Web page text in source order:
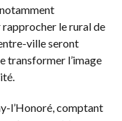
rapprocher le rural de
ville seront
transformer l’image
l’Honoré, comptant